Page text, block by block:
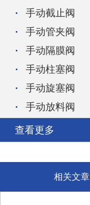
手动截止阀
手动管夹阀
手动隔膜阀
手动柱塞阀
手动旋塞阀
手动放料阀
查看更多
相关文章